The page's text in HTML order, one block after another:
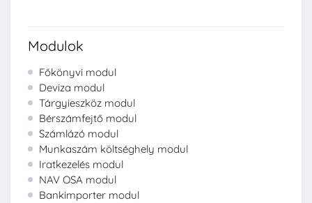
Modulok
Főkönyvi modul
Deviza modul
Tárgyieszköz modul
Bérszámfejtő modul
Számlázó modul
Munkaszám költséghely modul
Iratkezelés modul
NAV OSA modul
Bankimporter modul